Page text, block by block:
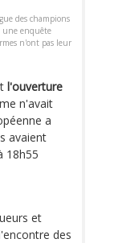
des champions
une enquête
n'ont pas leur
l'ouverture
n'avait
a
avaient
18h55
et
des